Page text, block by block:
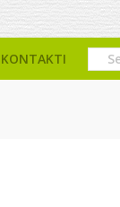
KONTAKTI